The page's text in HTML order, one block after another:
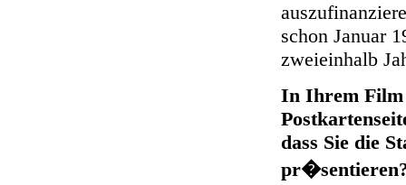
schon Januar
zweieinhalb
In Ihrem Film
dass Sie die